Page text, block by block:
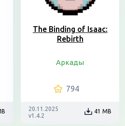
The Binding of Isaac:
Rebirth
Аркады
794
20.11.2025
v1.4.2
41 MB